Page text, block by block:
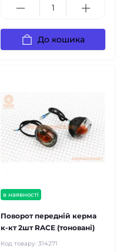
До кошика
в наявності
Поворот передній керма
к-кт 2шт RACE (тоновані)
Код товару: 314271